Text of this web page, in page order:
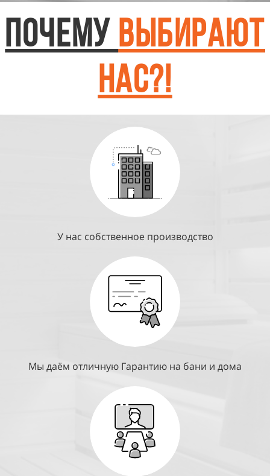
ПОЧЕМУ ВЫБИРАЮТ
НАС?!
У нас собственное производство
Мы даём отличную Гарантию на бани и дома